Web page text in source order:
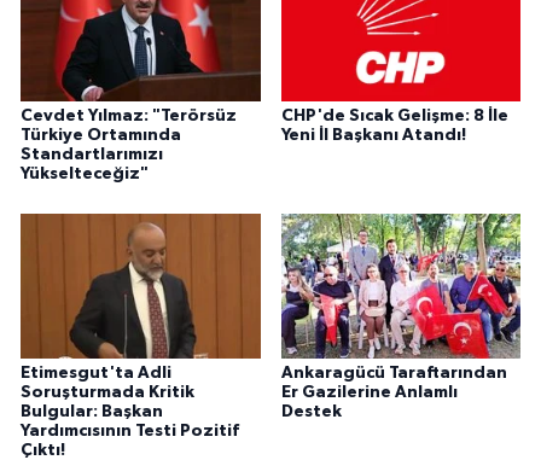
Cevdet Yılmaz: "Terörsüz
Türkiye Ortamında
Standartlarımızı
Yükselteceğiz"
CHP'de Sıcak Gelişme: 8 İle
Yeni İl Başkanı Atandı!
Etimesgut'ta Adli
Soruşturmada Kritik
Bulgular: Başkan
Yardımcısının Testi Pozitif
Çıktı!
Ankaragücü Taraftarından
Er Gazilerine Anlamlı
Destek